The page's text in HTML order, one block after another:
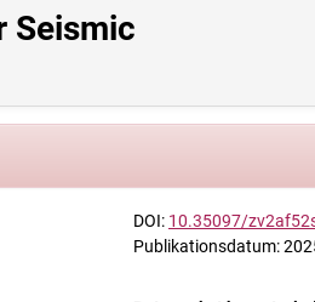
Seismic
DOI: 10.35097/
Publikationsdatum: